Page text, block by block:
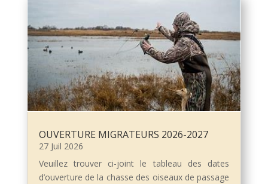
OUVERTURE MIGRATEURS 2026-2027
27 Juil 2026
Veuillez trouver ci-joint le tableau des dates
d’ouverture de la chasse des oiseaux de passage